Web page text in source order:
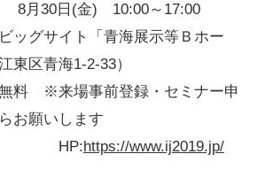
(金) 10:00～17:00
ッグサイト「青海展示等Ｂホー
東区青海1-2-33）
来場事前登録・セミナー申
お願いします
https://www.ij2019.jp/